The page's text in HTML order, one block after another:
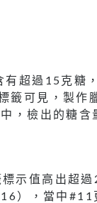
超過15克糖
籤可見，製作
，檢出的糖含
示值高出超
），當中#11